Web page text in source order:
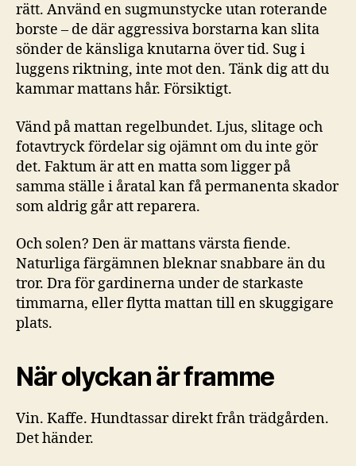
rätt. Använd en sugmunstycke utan roterande
borste – de där aggressiva borstarna kan slita
sönder de känsliga knutarna över tid. Sug i
luggens riktning, inte mot den. Tänk dig att du
kammar mattans hår. Försiktigt.
Vänd på mattan regelbundet. Ljus, slitage och
fotavtryck fördelar sig ojämnt om du inte gör
det. Faktum är att en matta som ligger på
samma ställe i åratal kan få permanenta skador
som aldrig går att reparera.
Och solen? Den är mattans värsta fiende.
Naturliga färgämnen bleknar snabbare än du
tror. Dra för gardinerna under de starkaste
timmarna, eller flytta mattan till en skuggigare
plats.
När olyckan är framme
Vin. Kaffe. Hundtassar direkt från trädgården.
Det händer.